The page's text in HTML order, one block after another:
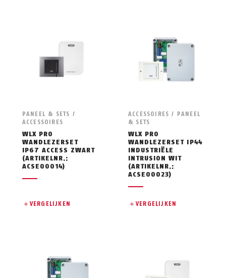
PANEEL & SETS /
ACCESSOIRES
WLX PRO
WANDLEZERSET
IP67 ACCESS ZWART
(ARTIKELNR.:
ACSE00014)
VERGELIJKEN
ACCESSOIRES / PANEEL
& SETS
WLX PRO
WANDLEZERSET IP44
INDUSTRIËLE
INTRUSION WIT
(ARTIKELNR.:
ACSE00023)
VERGELIJKEN